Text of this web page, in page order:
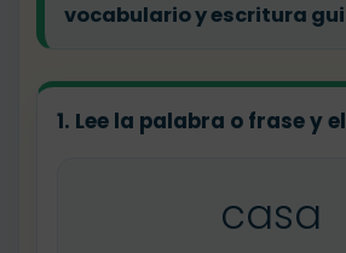
vocabulario y escritura
1. Lee la palabra o frase y
casa